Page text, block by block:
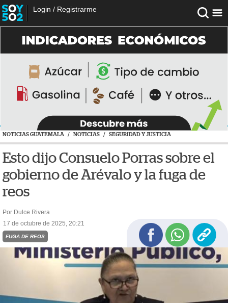
Login / Registrarme
NOTICIAS GUATEMALA / NOTICIAS / SEGURIDAD Y JUSTICIA
Esto dijo Consuelo Porras sobre el
gobierno de Arévalo y la fuga de
reos
Por Dulce Rivera
17 de octubre de 2025, 20:21
FUGA DE REOS